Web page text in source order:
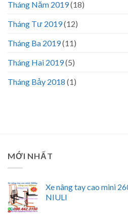
Tháng Năm 2019(18)
Tháng Tư 2019(12)
Tháng Ba 2019(11)
Tháng Hai 2019(5)
Tháng Bảy 2018 (1)
MỚI NHẤT
Xe nâng tay cao mini
NIULI